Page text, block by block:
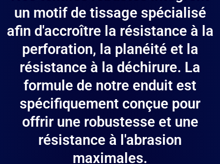
un motif de tissage spécialisé
afin d'accroître la résistance à la
perforation, la planéité et la
résistance à la déchirure. La
formule de notre enduit est
spécifiquement conçue pour
offrir une robustesse et une
résistance à l'abrasion
maximales.